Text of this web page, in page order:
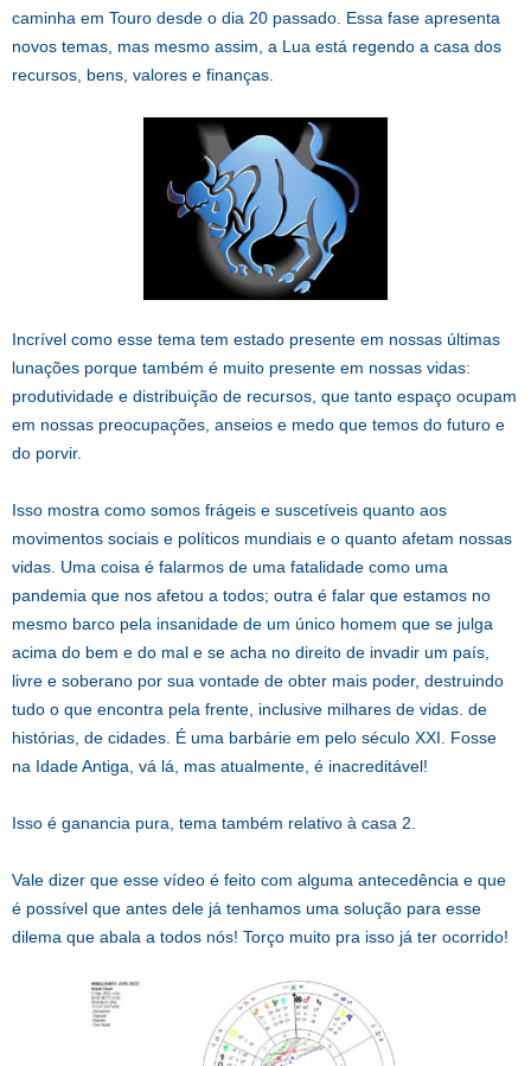
caminha em Touro desde o dia 20 passado. Essa fase apresenta
novos temas, mas mesmo assim, a Lua está regendo a casa dos
recursos, bens, valores e finanças.
Incrível como esse tema tem estado presente em nossas últimas
lunações porque também é muito presente em nossas vidas:
produtividade e distribuição de recursos, que tanto espaço ocupam
em nossas preocupações, anseios e medo que temos do futuro e
do porvir.
Isso mostra como somos frágeis e suscetíveis quanto aos
movimentos sociais e políticos mundiais e o quanto afetam nossas
vidas. Uma coisa é falarmos de uma fatalidade como uma
pandemia que nos afetou a todos; outra é falar que estamos no
mesmo barco pela insanidade de um único homem que se julga
acima do bem e do mal e se acha no direito de invadir um país,
livre e soberano por sua vontade de obter mais poder, destruindo
tudo o que encontra pela frente, inclusive milhares de vidas. de
histórias, de cidades. É uma barbárie em pelo século XXI. Fosse
na Idade Antiga, vá lá, mas atualmente, é inacreditável!
Isso é ganancia pura, tema também relativo à casa 2.
Vale dizer que esse vídeo é feito com alguma antecedência e que
é possível que antes dele já tenhamos uma solução para esse
dilema que abala a todos nós! Torço muito pra isso já ter ocorrido!